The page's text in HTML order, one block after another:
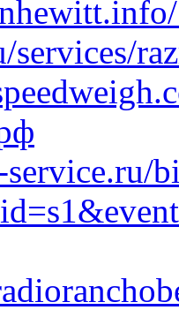
services/
service.ru/